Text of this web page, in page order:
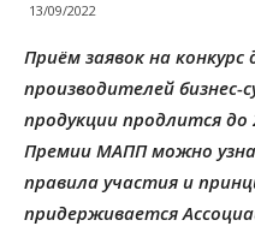
13/09/2022
Приём заявок на конкурс
производителей бизнес-
продукции продлится до
Премии МАПП можно
правила участия и
придерживается